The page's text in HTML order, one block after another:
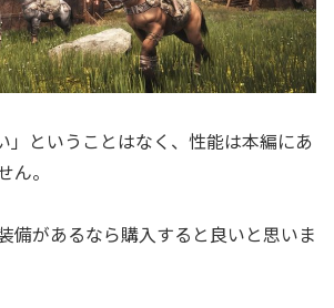
」ということはなく、性能は本編にあ
ん。
備があるなら購入すると良いと思いま